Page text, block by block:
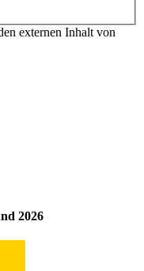
externen Inhalt von
2026